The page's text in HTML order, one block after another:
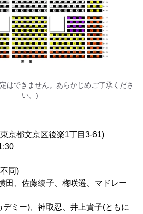
はできません。あらかじめご了承くださ
い。)
京都文京区後楽1丁目3-61)
同)
田、佐藤綾子、梅咲遥、マドレー
ミー)、神取忍、井上貴子(ともに